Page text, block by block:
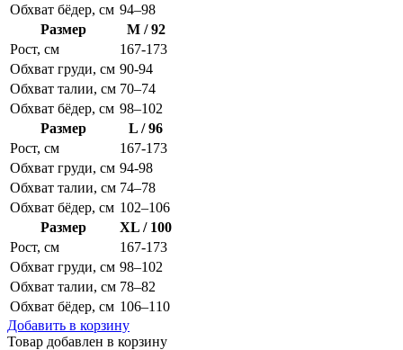
Обхват бёдер, см 94–98
Размер
M / 92
Рост, см
167-173
Обхват груди, см 90-94
Обхват талии, см 70–74
Обхват бёдер, см 98–102
Размер
L / 96
Рост, см
167-173
Обхват груди, см 94-98
Обхват талии, см 74–78
Обхват бёдер, см 102–106
Размер
XL / 100
Рост, см
167-173
Обхват груди, см 98–102
Обхват талии, см 78–82
Обхват бёдер, см 106–110
Добавить в корзину
Товар добавлен в корзину